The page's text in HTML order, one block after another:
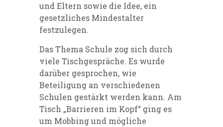
und Eltern sowie die Idee, ein
gesetzliches Mindestalter
festzulegen.
Das Thema Schule zog sich durch
viele Tischgespräche. Es wurde
darüber gesprochen, wie
Beteiligung an verschiedenen
Schulen gestärkt werden kann. Am
Tisch „Barrieren im Kopf“ ging es
um Mobbing und mögliche